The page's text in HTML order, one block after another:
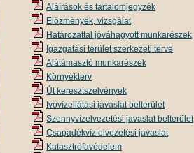
Aláírások és tartalomjegyzék
Előzmények, vizsgálat
Határozattal jóváhagyott munkarészek
Igazgatási terület szerkezeti terve
Alátámasztó munkarészek
Környékterv
Út keresztszelvények
Ivóvízellátási javaslat belterület
Szennyvízelvezetési javaslat belterület
Csapadékvíz elvezetési javaslat
Katasztrófavédelem